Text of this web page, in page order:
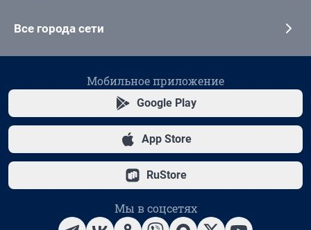
Все города сети
Мобильное приложение
Google Play
App Store
RuStore
Мы в соцсетях